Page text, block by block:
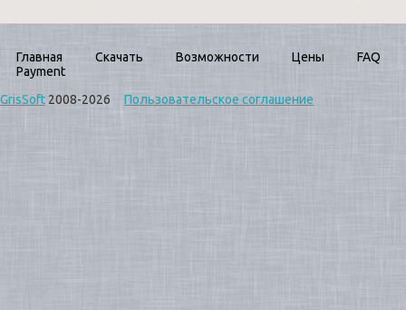
Главная Скачать Возможности Цены
FAQ
Payment
GrisSoft 2008-2026 Пользовательское соглашение